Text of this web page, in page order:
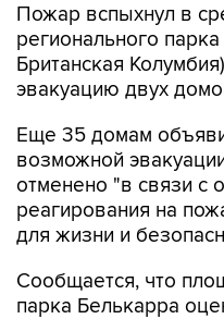
Пожар вспыхнул в
регионального
Британская
эвакуацию двух
Еще 35 домам
возможной
отменено "в связи с
реагирования на
для жизни и
Сообщается, что
парка Белькарра